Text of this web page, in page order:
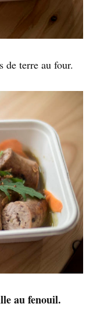
de terre au four.
au fenouil.